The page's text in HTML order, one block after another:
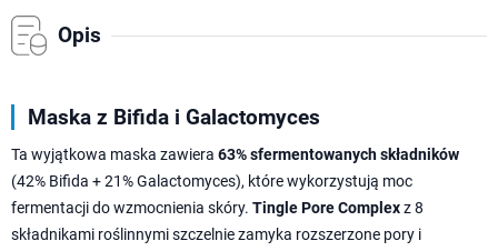
Opis
Maska z Bifida i Galactomyces
Ta wyjątkowa maska zawiera 63% sfermentowanych składników
(42% Bifida + 21% Galactomyces), które wykorzystują moc
fermentacji do wzmocnienia skóry. Tingle Pore Complexz 8
składnikami roślinnymi szczelnie zamyka rozszerzone pory i